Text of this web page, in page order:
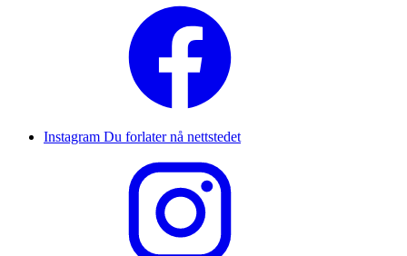
Instagram Du forlater nå nettstedet